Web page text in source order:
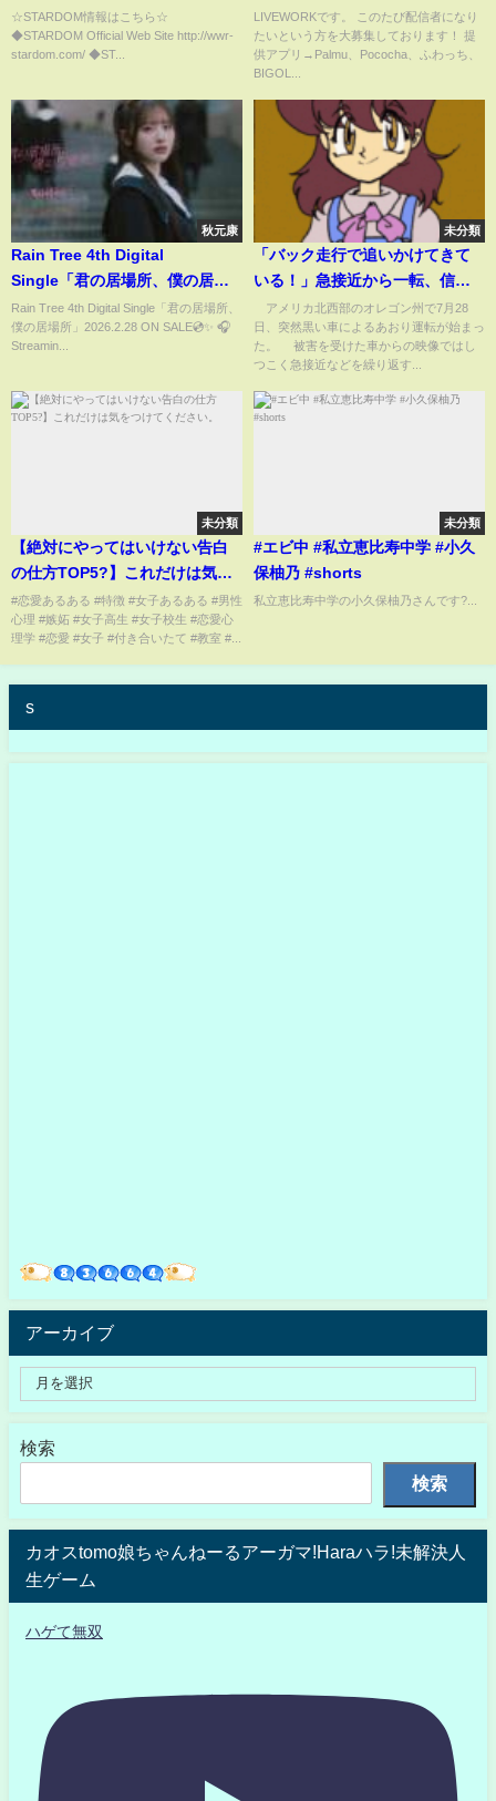
見してしまう
☆STARDOM情報はこちら☆
◆STARDOM Official Web Site http://wwr-
stardom.com/ ◆ST...
バエ】
LIVEWORKです。 このたび配信者になり
たいという方を大募集しております！ 提
供アプリ→Palmu、Pococha、ふわっち、
BIGOL...
秋元康
Rain Tree 4th Digital
Single「君の居場所、僕の居場
所」Official Music Video
Rain Tree 4th Digital Single「君の居場所、
僕の居場所」2026.2.28 ON SALE💿✨ 🎧
Streamin...
未分類
「バック走行で追いかけてきて
いる！」急接近から一転、信じ
がたい体勢で2km近くあおり運
転…危険すぎる運転の様子と恐
怖の叫び声 アメリカ(ABEMA
アメリカ北西部のオレゴン州で7月28
日、突然黒い車によるあおり運転が始まっ
た。 被害を受けた車からの映像ではし
つこく急接近などを繰り返す...
未分類
【絶対にやってはいけない告白
の仕方TOP5?】これだけは気を
つけてください。
#恋愛あるある #特徴 #女子あるある #男性
心理 #嫉妬 #女子高生 #女子校生 #恋愛心
理学 #恋愛 #女子 #付き合いたて #教室 #...
未分類
#エビ中 #私立恵比寿中学 #小久
保柚乃 #shorts
私立恵比寿中学の小久保柚乃さんです?...
s
アーカイブ
検索
検索
カオスtomo娘ちゃんねーるアーガマ!Haraハラ!未解決人
生ゲーム
ハゲて無双